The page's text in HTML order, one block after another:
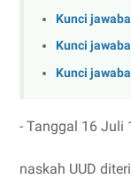
Kunci
Kunci
Kunci
- Tanggal 16 Juli
naskah UUD